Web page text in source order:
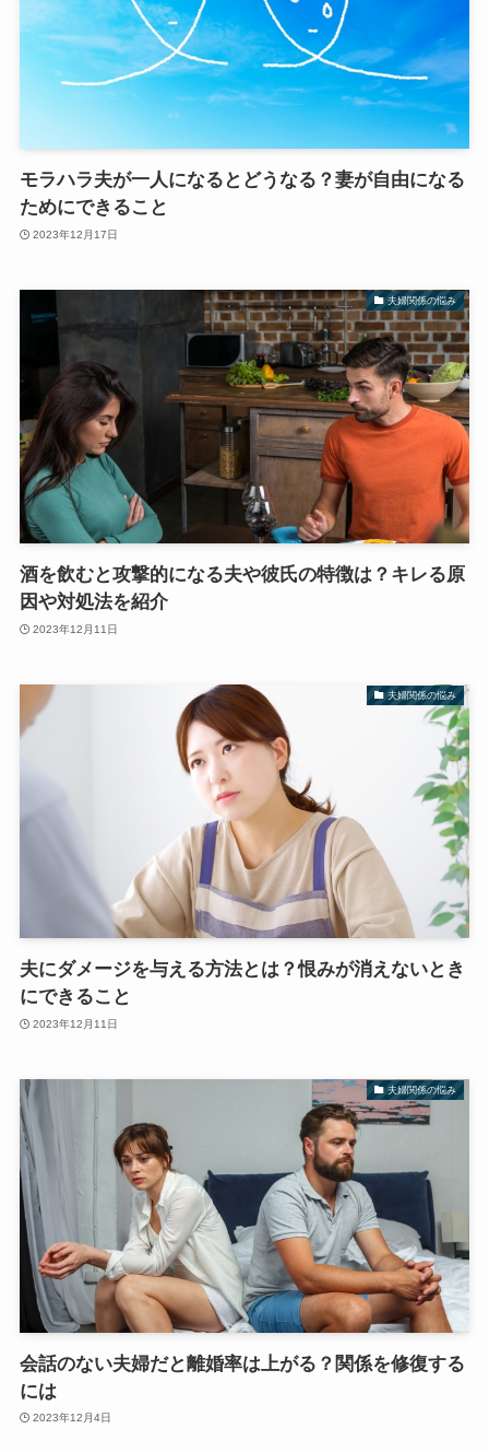
モラハラ夫が一人になるとどうなる？妻が自由になる
ためにできること
2023年12月17日
夫婦関係の悩み
酒を飲むと攻撃的になる夫や彼氏の特徴は？キレる原
因や対処法を紹介
2023年12月11日
夫婦関係の悩み
夫にダメージを与える方法とは？恨みが消えないとき
にできること
2023年12月11日
夫婦関係の悩み
会話のない夫婦だと離婚率は上がる？関係を修復する
には
2023年12月4日